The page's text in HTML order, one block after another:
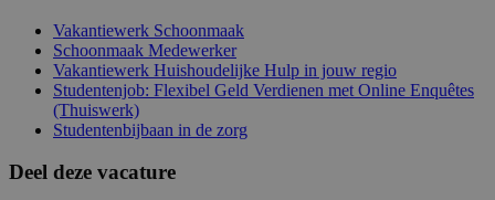
Vakantiewerk Schoonmaak
Schoonmaak Medewerker
Vakantiewerk Huishoudelijke Hulp in jouw regio
Studentenjob: Flexibel Geld Verdienen met Online Enquêtes
(Thuiswerk)
Studentenbijbaan in de zorg
Deel deze vacature